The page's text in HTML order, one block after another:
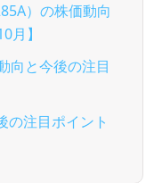
）の株価動向
月】
向と今後の注目
の注目ポイント